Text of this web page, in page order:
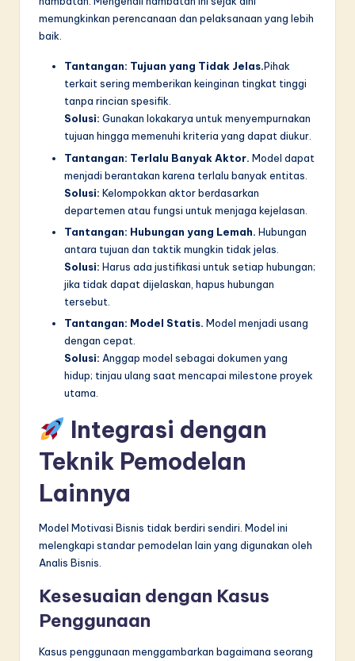
memungkinkan perencanaan dan pelaksanaan yang lebih
baik.
Tantangan: Tujuan yang Tidak Jelas.Pihak
terkait sering memberikan keinginan tingkat tinggi
tanpa rincian spesifik.
Solusi: Gunakan lokakarya untuk menyempurnakan
tujuan hingga memenuhi kriteria yang dapat diukur.
Tantangan: Terlalu Banyak Aktor. Model dapat
menjadi berantakan karena terlalu banyak entitas.
Solusi: Kelompokkan aktor berdasarkan
departemen atau fungsi untuk menjaga kejelasan.
Tantangan: Hubungan yang Lemah. Hubungan
antara tujuan dan taktik mungkin tidak jelas.
Solusi: Harus ada justifikasi untuk setiap hubungan;
jika tidak dapat dijelaskan, hapus hubungan
tersebut.
Tantangan: Model Statis. Model menjadi usang
dengan cepat.
Solusi: Anggap model sebagai dokumen yang
hidup; tinjau ulang saat mencapai milestone proyek
utama.
Integrasi dengan
Teknik Pemodelan
Lainnya
Model Motivasi Bisnis tidak berdiri sendiri. Model ini
melengkapi standar pemodelan lain yang digunakan oleh
Analis Bisnis.
Kesesuaian dengan Kasus
Penggunaan
Kasus penggunaan menggambarkan bagaimana seorang